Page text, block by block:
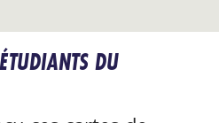
DU